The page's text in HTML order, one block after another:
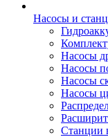
Насосы и
Насосы
Насосы
Насосы
Насосы
Станции